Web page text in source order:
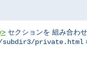
セクションを 組み合わ
private.html